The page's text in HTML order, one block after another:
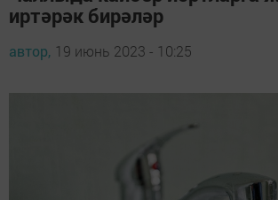
иртәрәк бирәләр
автор, 19 июнь 2023 - 10:25